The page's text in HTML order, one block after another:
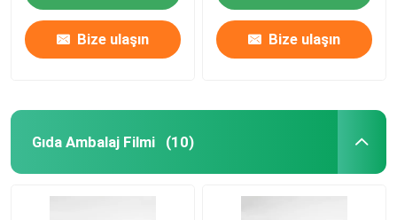
Bize ulaşın Bize ulaşın
Gıda Ambalaj Filmi (10)